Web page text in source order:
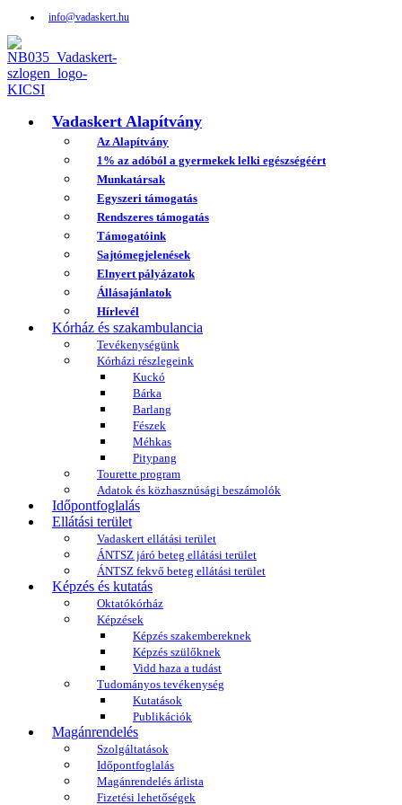
info@vadaskert.hu
Vadaskert Alapítvány
Az Alapítvány
1% az adóból a gyermekek lelki egészségéért
Munkatársak
Egyszeri támogatás
Rendszeres támogatás
Támogatóink
Sajtómegjelenések
Elnyert pályázatok
Állásajánlatok
Hírlevél
Kórház és szakambulancia
Tevékenységünk
Kórházi részlegeink
Kuckó
Bárka
Barlang
Fészek
Méhkas
Pitypang
Tourette program
Adatok és közhasznúsági beszámolók
Időpontfoglalás
Ellátási terület
Vadaskert ellátási terület
ÁNTSZ járó beteg ellátási terület
ÁNTSZ fekvő beteg ellátási terület
Képzés és kutatás
Oktatókórház
Képzések
Képzés szakembereknek
Képzés szülőknek
Vidd haza a tudást
Tudományos tevékenység
Kutatások
Publikációk
Magánrendelés
Szolgáltatások
Időpontfoglalás
Magánrendelés árlista
Fizetési lehetőségek